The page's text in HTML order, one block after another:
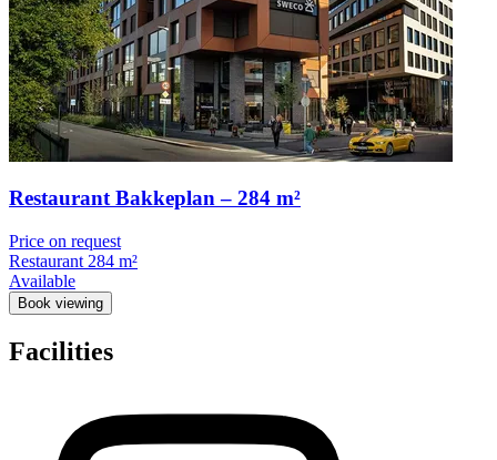
Restaurant Bakkeplan – 284 m²
Price on request
Restaurant 284 m²
Available
Book viewing
Facilities